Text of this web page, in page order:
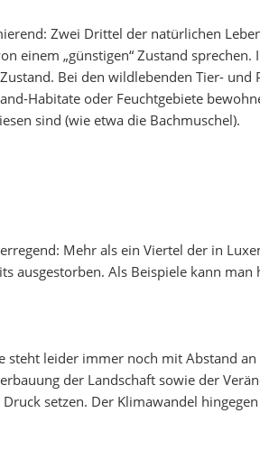
Zwei Drittel der natürlichen
einem „günstigen“ Zustand
Bei den wildlebenden Tier-
Habitate oder Feuchtgebiete
sind (wie etwa die Bachmuschel).
Mehr als ein Viertel der in
ausgestorben. Als Beispiele kann
leider immer noch mit Abstand
der Landschaft sowie der
setzen. Der Klimawandel